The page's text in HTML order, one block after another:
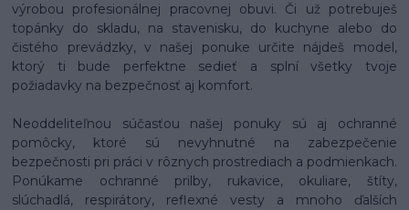
výrobou profesionálnej pracovnej obuvi. Či už potrebuješ
topánky do skladu, na stavenisku, do kuchyne alebo do
čistého prevádzky, v našej ponuke určite nájdeš model,
ktorý ti bude perfektne sedieť a splní všetky tvoje
požiadavky na bezpečnosť aj komfort.
Neoddeliteľnou súčasťou našej ponuky sú aj ochranné
pomôcky, ktoré sú nevyhnutné na zabezpečenie
bezpečnosti pri práci v rôznych prostrediach a podmienkach.
Ponúkame ochranné prilby, rukavice, okuliare, štíty,
slúchadlá, respirátory, reflexné vesty a mnoho ďalších